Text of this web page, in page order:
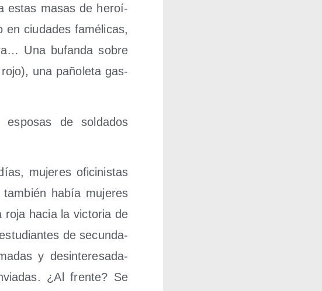
estas masas de heroí­
en ciu­da­des famé­li­cas,
Una bufan­da sobre
una paño­le­ta gas­
espo­sas de sol­da­dos
muje­res ofi­ci­nis­tas
había muje­res
roja hacia la vic­to­ria de
de secun­da­
y desin­te­re­sa­da­
¿Al fren­te? Se